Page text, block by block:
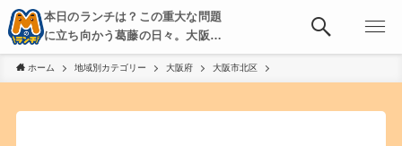
本日のランチは？この重大な問題
に立ち向かう葛藤の日々。大阪・
京都・神戸を中心とした食べ歩
き、飲み歩きを綴る。
ホーム 地域別カテゴリー 大阪府 大阪市北区